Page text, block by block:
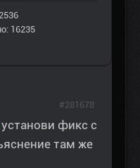
16235
установи фикс с
там же
#281678